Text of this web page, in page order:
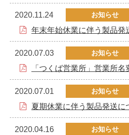
2020.11.24 お知らせ
年末年始休業に伴う製品発
2020.07.03 お知らせ
「つくば営業所」営業所名
2020.07.01 お知らせ
夏期休業に伴う製品発送に
2020.04.16 お知らせ